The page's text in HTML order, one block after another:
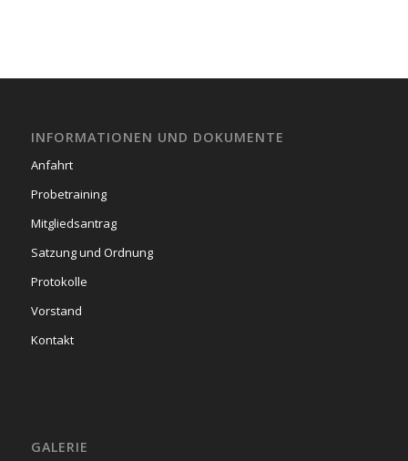
INFORMATIONEN UND DOKUMENTE
Anfahrt
Probetraining
Mitgliedsantrag
Satzung und Ordnung
Protokolle
Vorstand
Kontakt
GALERIE